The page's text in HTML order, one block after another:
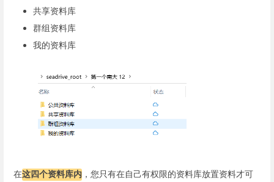
共享资料库
群组资料库
我的资料库
在这四个资料库内 ，您只有在自己有权限的资料库放置资料才可